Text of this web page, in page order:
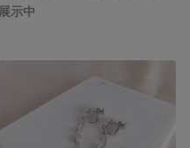
展示中